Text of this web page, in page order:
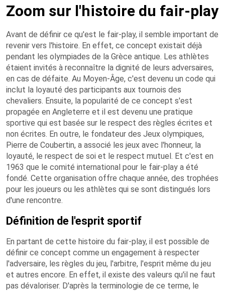
Zoom sur l'histoire du fair-play
Avant de définir ce qu'est le fair-play, il semble important de
revenir vers l'histoire. En effet, ce concept existait déjà
pendant les olympiades de la Grèce antique. Les athlètes
étaient invités à reconnaître la dignité de leurs adversaires,
en cas de défaite. Au Moyen-Âge, c'est devenu un code qui
inclut la loyauté des participants aux tournois des
chevaliers. Ensuite, la popularité de ce concept s'est
propagée en Angleterre et il est devenu une pratique
sportive qui est basée sur le respect des règles écrites et
non écrites. En outre, le fondateur des Jeux olympiques,
Pierre de Coubertin, a associé les jeux avec l'honneur, la
loyauté, le respect de soi et le respect mutuel. Et c'est en
1963 que le comité international pour le fair-play a été
fondé. Cette organisation offre chaque année, des trophées
pour les joueurs ou les athlètes qui se sont distingués lors
d'une rencontre.
Définition de l'esprit sportif
En partant de cette histoire du fair-play, il est possible de
définir ce concept comme un engagement à respecter
l'adversaire, les règles du jeu, l'arbitre, l'esprit même du jeu
et autres encore. En effet, il existe des valeurs qu'il ne faut
pas dévaloriser. D'après la terminologie de ce terme, le